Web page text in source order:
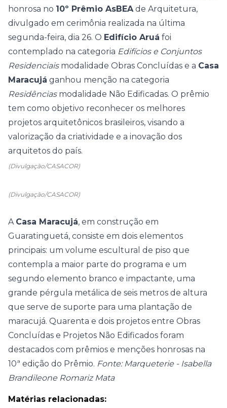
honrosa no 10º Prêmio AsBEAde Arquitetura,
divulgado em cerimônia realizada na última
segunda-feira, dia 26. O Edifício Aruá foi
contemplado na categoria Edifícios e Conjuntos
Residenciaismodalidade Obras Concluídas e a Casa
Maracujá ganhou menção na categoria
Residênciasmodalidade Não Edificadas. O prêmio
tem como objetivo reconhecer os melhores
projetos arquitetônicos brasileiros, visando a
valorização da criatividade e a inovação dos
arquitetos do país.
(Divulgação/CASACOR)
(Divulgação/CASACOR)
A Casa Maracujá, em construção em
Guaratinguetá, consiste em dois elementos
principais: um volume escultural de piso que
contempla a maior parte do programa e um
segundo elemento branco e impactante, uma
grande pérgula metálica de seis metros de altura
que serve de suporte para uma plantação de
maracujá. Quarenta e dois projetos entre Obras
Concluídas e Projetos Não Edificados foram
destacados com prêmios e menções honrosas na
10ª edição do Prêmio. Fonte: Marqueterie - Isabella
Brandileone Romariz Mata
Matérias relacionadas: